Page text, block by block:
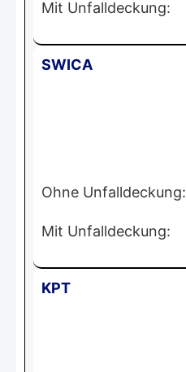
Mit Unfalldeckung:
SWICA
Ohne Unfalldeckung:
Mit Unfalldeckung:
KPT